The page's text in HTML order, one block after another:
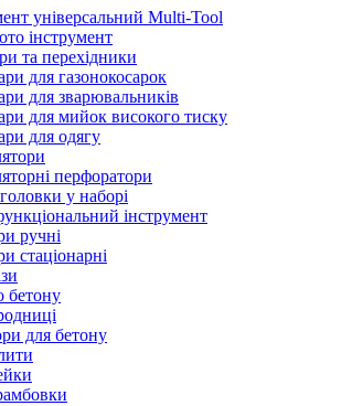
універсальний Multi-Tool
інструмент
та перехідники
для газонокосарок
для зварювальників
для мийок високого тиску
для одягу
перфоратори
у наборі
інструмент
ручні
стаціонарні
бетону
для бетону